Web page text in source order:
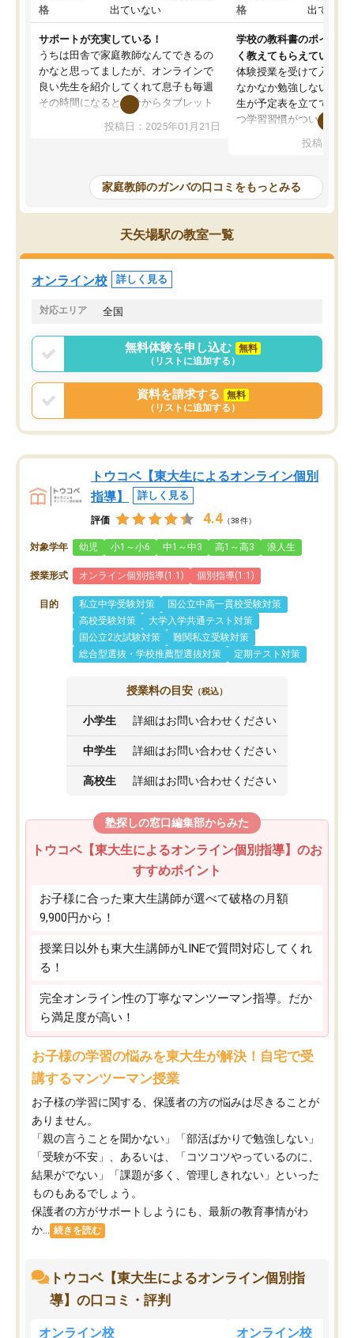
格
出ていない
サポートが充実している！
うちは田舎で家庭教師なんてできるの
かなと思ってましたが、オンラインで
良い先生を紹介してくれて息子も毎週
その時間になると自分からタブレット
を開いてzoomを繋げるようになりまし
た！5科目なんでもOKなのもとても気
めて1年ほどだった今では平均点以上の
科目が増えてきました！あと1年受験ま
であるので無料の週末教室を使用しな
がら頑張って欲しいと思います！
投稿日：2025年01月21日
格
出ていな
学校の教科書のポイント
く教えてもらえている
体験授業を受けて入塾し
なかなか勉強しない息子
生が予定表を立ててくれ
つ学習習慣がついてきま
指導が無い日も予定表
問できるのでとても助か
投稿日：
家庭教師のガンバの口コミをもっとみる
天矢場駅の教室一覧
オンライン校 詳しく見る
対応エリア 全国
無料体験を申し込む
無料
（リストに追加する）
資料を請求する
無料
（リストに追加する）
トウコベ【東大生によるオンライン個別
指導】
詳しく見る
評価 4.4 （38件）
対象学年 幼児 小1～小6 中1～中3 高1～高3 浪人生
授業形式 オンライン個別指導(1:1) 個別指導(1:1)
目的 私立中学受験対策
国公立中高一貫校受験対策
高校受験対策
大学入学共通テスト対策
国公立2次試験対策
難関私立受験対策
総合型選抜・学校推薦型選抜対策
定期テスト対策
授業料の目安 （税込）
小学生 詳細はお問い合わせください
中学生 詳細はお問い合わせください
高校生 詳細はお問い合わせください
塾探しの窓口編集部からみた
トウコベ【東大生によるオンライン個別指導】のお
すすめポイント
お子様に合った東大生講師が選べて破格の月額
9,900円から！
授業日以外も東大生講師がLINEで質問対応してくれ
る！
完全オンライン性の丁寧なマンツーマン指導。だか
ら満足度が高い！
お子様の学習の悩みを東大生が解決！自宅で受
講するマンツーマン授業
お子様の学習に関する、保護者の方の悩みは尽きることが
ありません。
「親の言うことを聞かない」「部活ばかりで勉強しない」
「受験が不安」、あるいは、「コツコツやっているのに、
結果がでない」「課題が多く、管理しきれない」といった
ものもあるでしょう。
保護者の方がサポートしようにも、最新の教育事情がわ
か...
続きを読む
トウコベ【東大生によるオンライン個別指
導】の口コミ・評判
オンライン校 オンライン校